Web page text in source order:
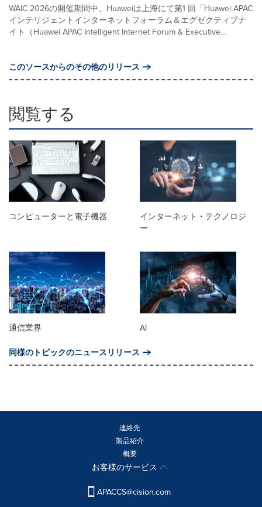
WAIC 2026の開催期間中、Huaweiは上海にて第1 回「Huawei APAC
インテリジェントインターネットフォーラム＆エグゼクティブナ
イト（Huawei APAC Intelligent Internet Forum & Executive...
このソースからのその他のリリース
閲覧する
コンピューターと電子機器
インターネット・テクノロジ
ー
通信業界 AI
同様のトピックのニュースリリース
連絡先
製品紹介
概要
お客様のサービス
APACCS@cision.com